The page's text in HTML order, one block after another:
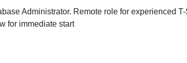
Administrator. Remote role for experienced
for immediate start